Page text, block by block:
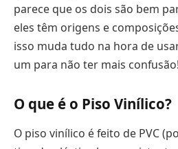
parece que os dois são bem
eles têm origens e
isso muda tudo na hora de
um para não ter mais confusão!
O que é o Piso Vinílico?
O piso vinílico é feito de PVC